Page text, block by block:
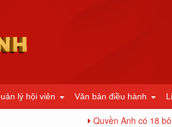
lý hội viên Văn bản điều hành
Quyền Anh có 18 bộ